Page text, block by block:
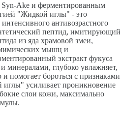
Syn-Ake и ферментированным
"Жидкой иглы" - это
антивозрастного
пептид, имитирующий
из яда храмовой змеи,
мимических мышц и
экстракт фукуса
минералами, глубоко увлажняет,
помогает бороться с признаками
иглы" усиливает проникновение
слои кожи, максимально